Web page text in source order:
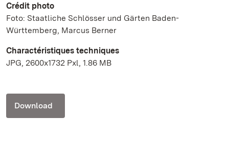
Crédit photo
Foto: Staatliche Schlösser und Gärten Baden-
Württemberg, Marcus Berner
Charactéristiques techniques
JPG, 2600x1732 Pxl, 1.86 MB
Download